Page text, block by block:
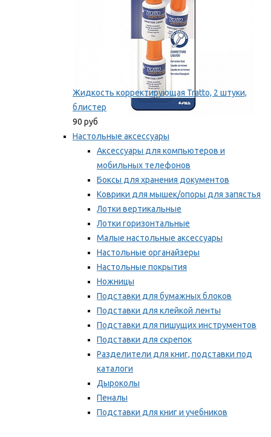
Жидкость корректирующая Tratto, 2 штуки,
блистер
90 руб
Настольные аксессуары
Аксессуары для компьютеров и
мобильных телефонов
Боксы для хранения документов
Коврики для мышек/опоры для запястья
Лотки вертикальные
Лотки горизонтальные
Малые настольные аксессуары
Настольные органайзеры
Настольные покрытия
Ножницы
Подставки для бумажных блоков
Подставки для клейкой ленты
Подставки для пишущих инструментов
Подставки для скрепок
Разделители для книг, подставки под
каталоги
Дыроколы
Пеналы
Подставки для книг и учебников